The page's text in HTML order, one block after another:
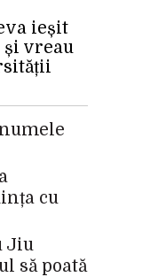
ieșit
vreau
cu
Jiu
să poată